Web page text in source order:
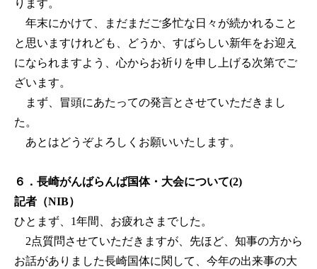
ります。
年末にかけて、まだまだご多忙な日々が続かれること
と思いますけれども、どうか、すばらしい新年をお迎え
になられますよう、心からお祈りを申し上げる次第でご
ざいます。
まず、冒頭にあたっての発言とさせていただきまし
た。
あとはどうぞよろしくお願いいたします。
６．長崎がんばらんば国体・大会について(2)
記者（NIB）
ひとまず、1年間、お疲れさまでした。
2点質問させていただきますが、先ほど、知事の方から
お話がありました長崎国体に関して、今年の出来事の大